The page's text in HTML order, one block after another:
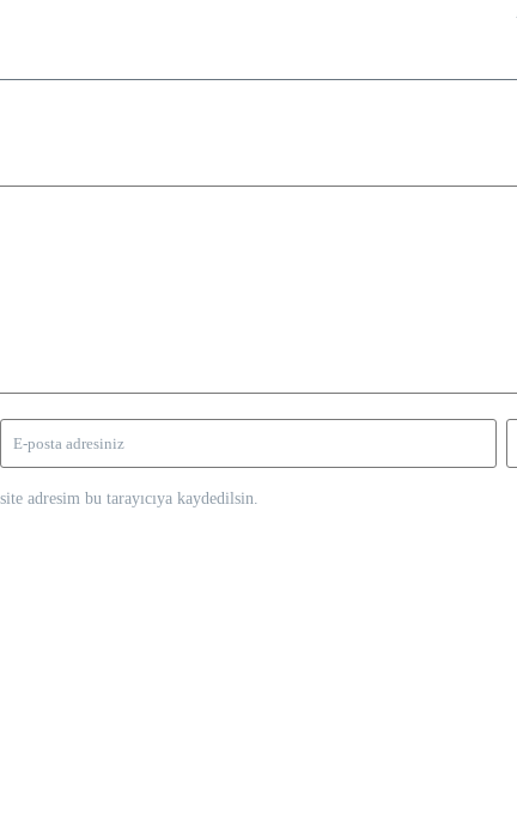
adresim bu tarayıcıya kaydedilsin.